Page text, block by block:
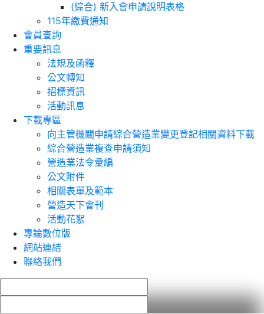
(綜合) 新入會申請說明表格
115年繳費通知
會員查詢
重要訊息
法規及函釋
公文轉知
招標資訊
活動訊息
下載專區
向主管機關申請綜合營造業變更登記相關資料下載
綜合營造業複查申請須知
營造業法令彙編
公文附件
相關表單及範本
營造天下會刊
活動花絮
專論數位版
網站連結
聯絡我們